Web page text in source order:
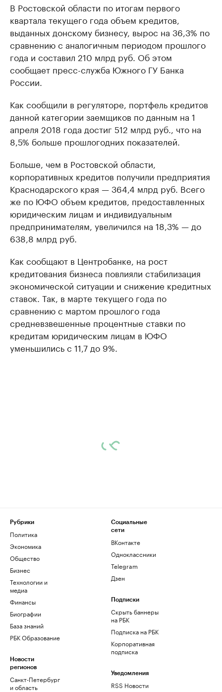
В Ростовской области по итогам первого
квартала текущего года объем кредитов,
выданных донскому бизнесу, вырос на 36,3% по
сравнению с аналогичным периодом прошлого
года и составил 210 млрд руб. Об этом
сообщает пресс-служба Южного ГУ Банка
России.
Как сообщили в регуляторе, портфель кредитов
данной категории заемщиков по данным на 1
апреля 2018 года достиг 512 млрд руб., что на
8,5% больше прошлогодних показателей.
Больше, чем в Ростовской области,
корпоративных кредитов получили предприятия
Краснодарского края — 364,4 млрд руб. Всего
же по ЮФО объем кредитов, предоставленных
юридическим лицам и индивидуальным
предпринимателям, увеличился на 18,3% — до
638,8 млрд руб.
Как сообщают в Центробанке, на рост
кредитования бизнеса повлияли стабилизация
экономической ситуации и снижение кредитных
ставок. Так, в марте текущего года по
сравнению с мартом прошлого года
средневзвешенные процентные ставки по
кредитам юридическим лицам в ЮФО
уменьшились с 11,7 до 9%.
Рубрики
Политика
Экономика
Общество
Бизнес
Технологии и
медиа
Финансы
Биографии
База знаний
РБК Образование
Новости
регионов
Санкт-Петербург
и область
Социальные
сети
ВКонтакте
Одноклассники
Telegram
Дзен
Подписки
Скрыть баннеры
на РБК
Подписка на РБК
Корпоративная
подписка
Уведомления
RSS Новости